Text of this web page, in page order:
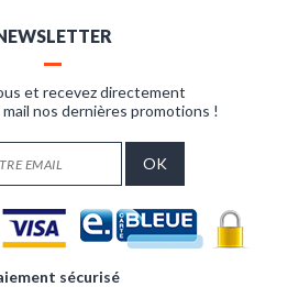
et recevez directement
nos dernières promotions !
sécurisé